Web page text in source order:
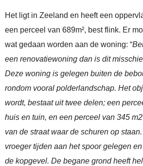
Het ligt in Zeeland en heeft een
een perceel van 689m², best flink. Er
wat gedaan worden aan de woning: “
een renovatiewoning dan is dit
Deze woning is gelegen buiten de
rondom vooral polderlandschap. Het
wordt, bestaat uit twee delen; een
huis en tuin, en een perceel van 345
van de straat waar de schuren op
vroeger tijden aan het spoor gelegen
de kopgevel. De begane grond heeft